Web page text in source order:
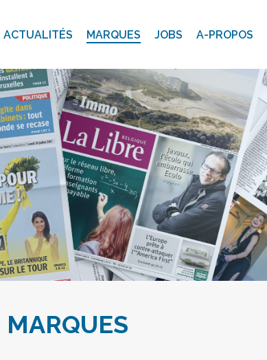
ACTUALITÉS MARQUES JOBS A-PROPOS
MARQUES